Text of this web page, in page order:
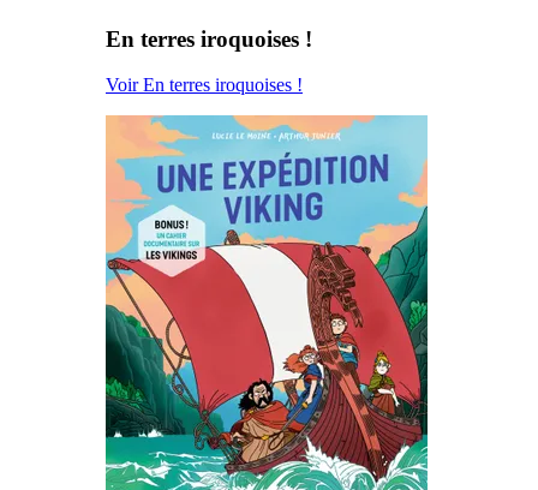
En terres iroquoises !
Voir En terres iroquoises !